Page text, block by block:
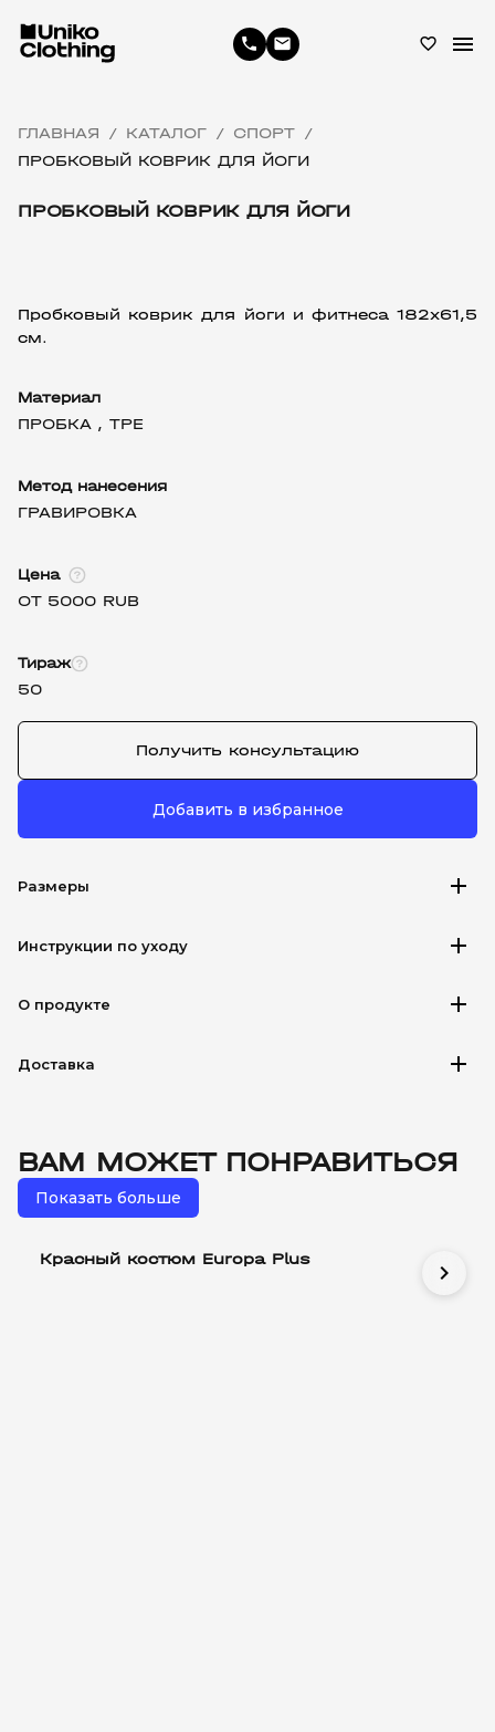
phone email favorite_border menu
ГЛАВНАЯ / КАТАЛОГ / СПОРТ /
ПРОБКОВЫЙ КОВРИК ДЛЯ ЙОГИ
ПРОБКОВЫЙ КОВРИК ДЛЯ ЙОГИ
Пробковый коврик для йоги и фитнеса 182х61,5
см.
Материал
ПРОБКА , TPE
Метод нанесения
ГРАВИРОВКА
Цена
ОТ 5000 RUB
Тираж
50
Получить консультацию
Добавить в избранное
Размеры add
Инструкции по уходу add
О продукте add
Доставка add
ВАМ МОЖЕТ ПОНРАВИТЬСЯ
Показать больше
Красный костюм Europa Plus
chevron_right